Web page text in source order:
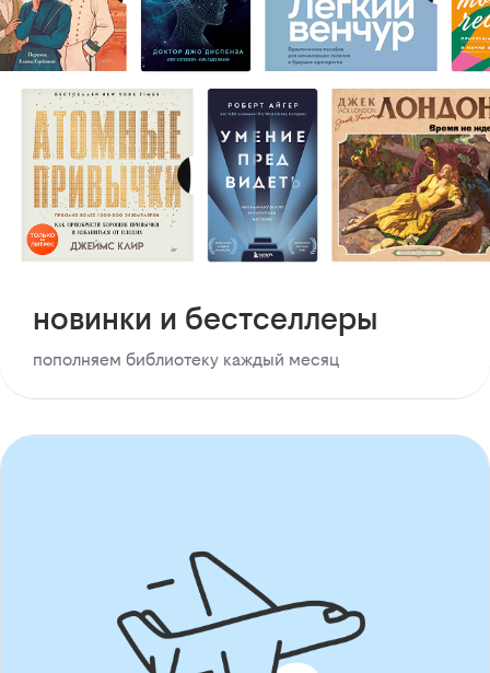
новинки и бестселлеры
пополняем библиотеку каждый месяц